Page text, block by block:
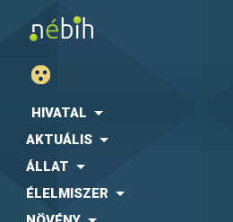
HIVATAL
AKTUÁLIS
ÁLLAT
ÉLELMISZER